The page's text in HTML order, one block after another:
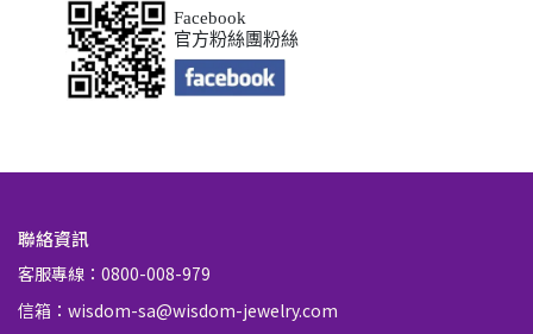
Facebook
官方粉絲團粉絲
聯絡資訊
客服專線：0800-008-979
信箱：wisdom-sa@wisdom-jewelry.com